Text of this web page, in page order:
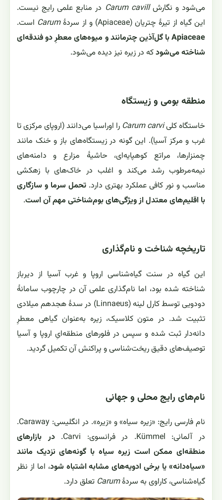
می‌شود و نگارشCarum cavill در منابع علمی رایج نیست.
این گیاه از تیرهٔ چتریان (Apiaceae) و از سردهٔ
Carum است.
Apiaceae با گل‌آذین چترمانند و میوه‌های معطرِ دو فندقه‌ای
شناخته می‌شودکه در زیره نیز دیده می‌شود.
منطقه بومی و زیستگاه
خاستگاه کلیCarum carvi را اوراسیا می‌دانند (اروپای مرکزی تا
غرب و مرکز آسیا). این گونه در زیستگاه‌های باز و خنک مانند
چمنزارها، مراتع کوهپایه‌ای، حاشیهٔ مزارع و دامنه‌های
نیمه‌مرطوب رشد می‌کند و اغلب در خاک‌های با زهکشی
مناسب و نور کافی عملکرد بهتری دارد. تحمل سرما و سازگاری
با اقلیم‌های معتدل از ویژگی‌های بوم‌شناختی مهم آن است.
تاریخچه شناخت و نام‌گذاری
این گیاه در سنت گیاه‌شناسی اروپا و غرب آسیا از دیرباز
شناخته شده بود، اما نام‌گذاری علمی آن در چارچوب سامانهٔ
دودویی توسط کارل لینه (Linnaeus) در سدهٔ هجدهم میلادی
تثبیت شد. در متون کلاسیک، زیره به‌عنوان گیاهی معطرِ
دانه‌دار ثبت شده و سپس در فلورهای منطقه‌ایِ اروپا و آسیا
توصیف‌های دقیق ریخت‌شناسی و پراکنش آن تکمیل گردید.
نام‌های رایج محلی و جهانی
نام فارسی رایج: «زیره سیاه» و «زیره». در انگلیسی: Caraway.
در آلمانی: Kümmel. در فرانسوی: Carvi.
در بازارهای
منطقه‌ای ممکن است زیره سیاه با گونه‌های نزدیک مانند
«سیاه‌دانه» یا برخی ادویه‌های مشابه اشتباه شود، اما از نظر
گیاه‌شناسی، کاراوی به سردهٔCarum تعلق دارد.